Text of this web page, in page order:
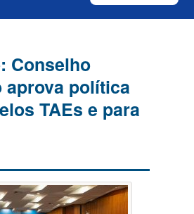
Conselho
política
TAEs e para